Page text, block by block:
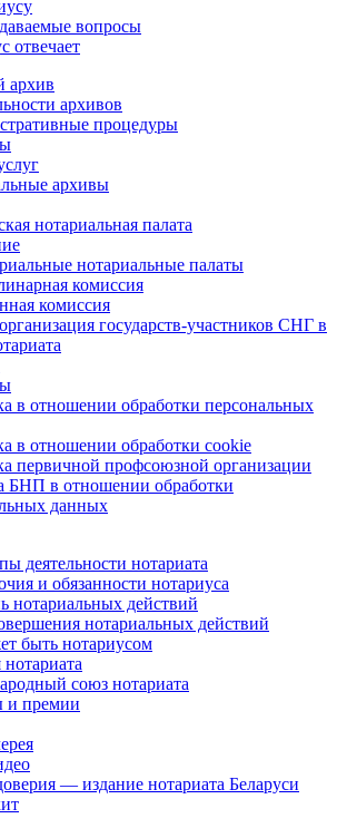
вопросы
отвечает
архив
архивов
процедуры
архивы
нотариальная палата
нотариальные палаты
комиссия
комиссия
государств-участников СНГ в
в отношении обработки персональных
в отношении обработки cookie
первичной профсоюзной организации
БНП в отношении обработки
данных
деятельности нотариата
и обязанности нотариуса
нотариальных действий
нотариальных действий
быть нотариусом
союз нотариата
и премии
— издание нотариата Беларуси